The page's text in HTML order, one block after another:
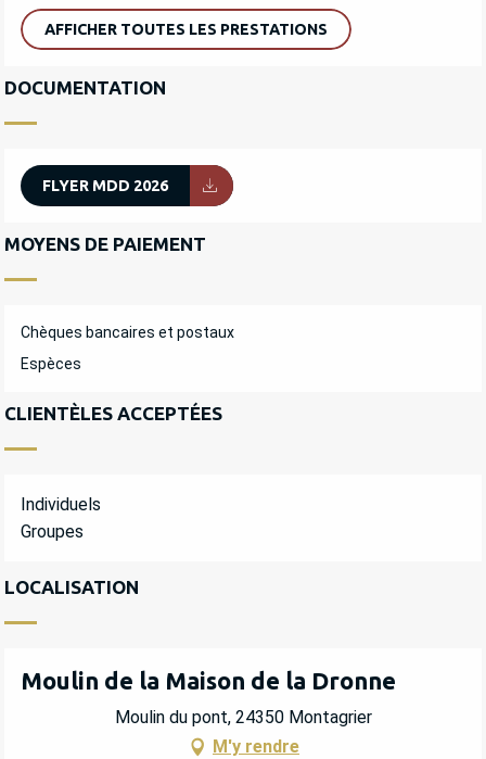
AFFICHER TOUTES LES PRESTATIONS
DOCUMENTATION
FLYER MDD 2026
MOYENS DE PAIEMENT
Chèques bancaires et postaux
Espèces
CLIENTÈLES ACCEPTÉES
Individuels
Groupes
LOCALISATION
Moulin de la Maison de la Dronne
Moulin du pont, 24350 Montagrier
M'y rendre